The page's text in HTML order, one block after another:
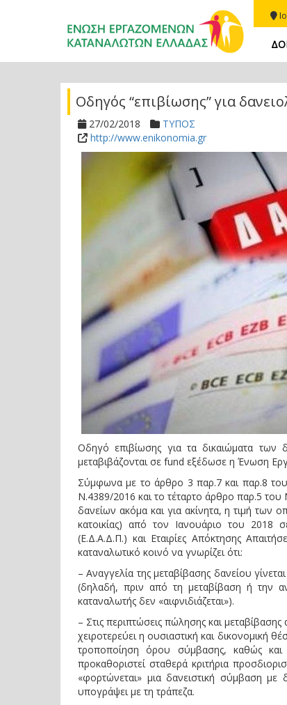
Οδηγός “επιβίωσης” για
27/02/2018
ΤΥΠΟΣ
http://www.enikonomia.gr
Oδηγό επιβίωσης για τα δικαιώματα
μεταβιβάζονται σε fund εξέδωσε η Ένωση
Σύμφωνα με το άρθρο 3 παρ.7 και παρ.8
Ν.4389/2016 και το τέταρτο άρθρο παρ.5
δανείων ακόμα και για ακίνητα, η τιμή των
κατοικίας) από τον Ιανουάριο του 2018
(Ε.Δ.Α.Δ.Π.) και Εταιρίες Απόκτησης
καταναλωτικό κοινό να γνωρίζει ότι:
– Αναγγελία της μεταβίβασης δανείου
(δηλαδή, πριν από τη μεταβίβαση ή την
καταναλωτής δεν «αιφνιδιάζεται»).
– Στις περιπτώσεις πώλησης και
χειροτερεύει η ουσιαστική και δικονομική
τροποποίηση όρου σύμβασης, καθώς
προκαθοριστεί σταθερά κριτήρια
«φορτώνεται» μια δανειστική σύμβαση
υπογράψει με τη τράπεζα.